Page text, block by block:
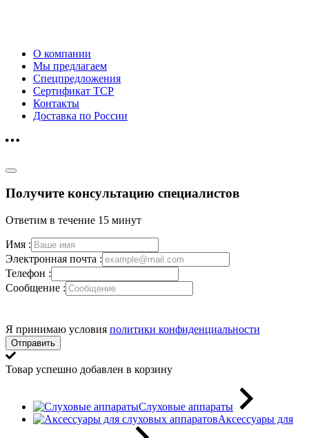
О компании
Мы предлагаем
Спецпредложения
Сертификат ТСР
Контакты
Доставка по России
Получите консультацию специалистов
Ответим в течение 15 минут
Имя :
Электронная почта :
Телефон :
Сообщение :
Я принимаю условия политики конфиденциальности
Отправить
Товар успешно добавлен в корзину
Слуховые аппараты
Аксессуары для